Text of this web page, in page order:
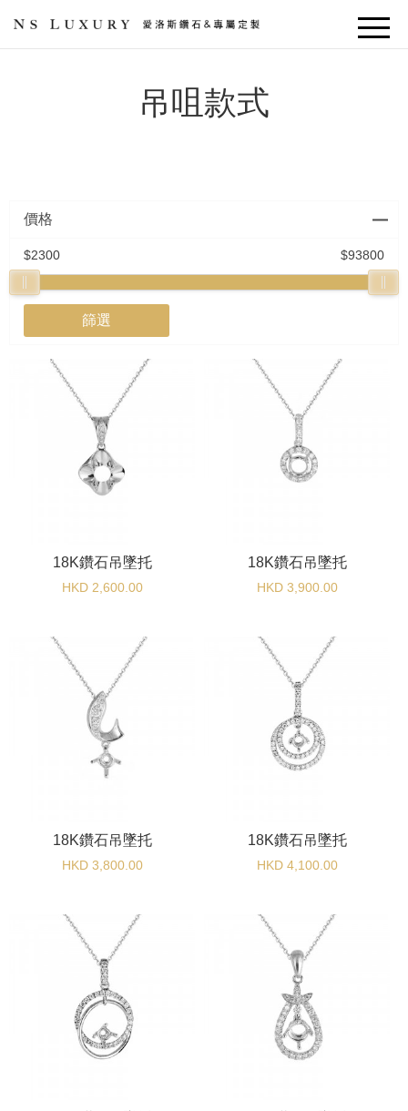
吊咀款式
價格
2300 93800
篩選
18K鑽石吊墜托
HKD 2,600.00
18K鑽石吊墜托
HKD 3,900.00
18K鑽石吊墜托
HKD 3,800.00
18K鑽石吊墜托
HKD 4,100.00